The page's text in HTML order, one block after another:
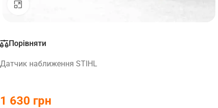
Порівняти
Датчик наближення STIHL
1 630 грн